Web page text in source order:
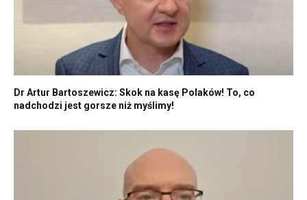
Dr Artur Bartoszewicz: Skok na kasę Polaków! To, co
nadchodzi jest gorsze niż myślimy!